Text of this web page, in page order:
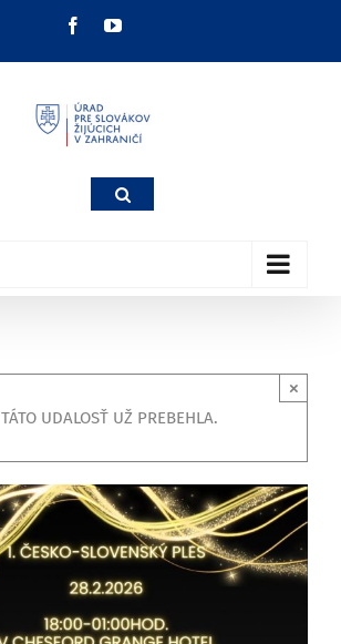
FacebookYouTube
TÁTO UDALOSŤ UŽ PREBEHLA.
×